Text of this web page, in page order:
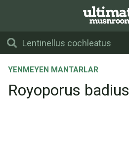
YENMEYEN MANTARLAR
Royoporus badius